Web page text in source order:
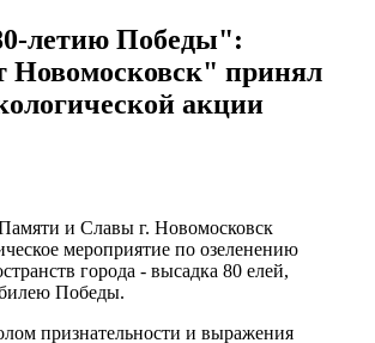
летию Победы":
Новомосковск" принял
акции
и Славы г. Новомосковск
мероприятие по озеленению
города - высадка 80 елей,
Победы.
признательности и выражения